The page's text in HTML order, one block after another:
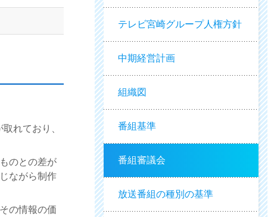
れており、
のとの差が
ながら制作
の情報の価
テレビ宮崎グループ人権方針
中期経営計画
組織図
番組基準
番組審議会
放送番組の種別の基準